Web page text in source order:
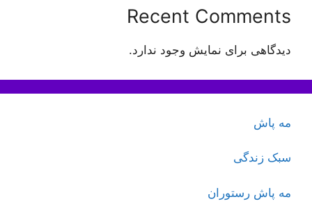
Recent Comments
دیدگاهی برای نمایش وجود ندارد.
مه پاش
سبک زندگی
مه پاش رستوران